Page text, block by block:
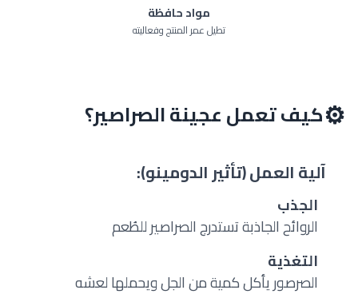
مواد حافظة
تطيل عمر المنتج وفعاليته
⚙️كيف تعمل عجينة الصراصير؟
آلية العمل (تأثير الدومينو):
الجذب
الروائح الجاذبة تستدرج الصراصير للطُعم
التغذية
الصرصور يأكل كمية من الجل ويحملها لعشه